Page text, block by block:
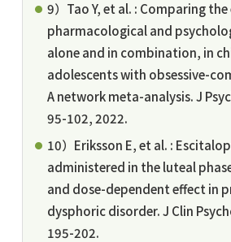
9）Tao Y, et al. : Comparing
pharmacological and
alone and in combination, in
adolescents with obsessive-
A network meta-analysis. J
95-102, 2022.
10）Eriksson E, et al. :
administered in the luteal
and dose-dependent effect in
dysphoric disorder. J Clin
195-202.